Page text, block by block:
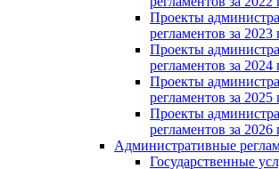
Проекты
регламентов за 2023
Проекты
регламентов за 2024
Проекты
регламентов за 2025
Проекты
регламентов за 2026
Административные
Государственные